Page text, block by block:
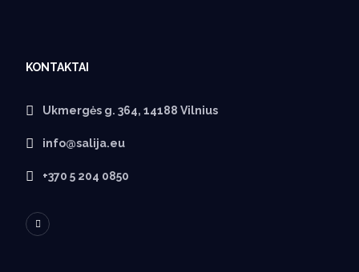
KONTAKTAI
Ukmergės g. 364, 14188 Vilnius
info@salija.eu
+370 5 204 0850